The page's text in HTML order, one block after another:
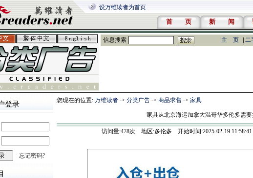
设万维读者为首页
首 页 新 闻
信息搜索 主 页 二
您现在的位置: 万维读者 -> 分类广告 -> 商品求售 -> 家具
家具从北京海运加拿大温哥华多伦多需
访问量:478次 地区:多伦多 开始时间:2025-02-19